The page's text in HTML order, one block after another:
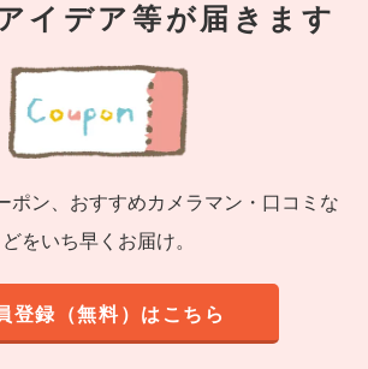
イデア等が届きます
ポン、おすすめカメラマン・口コミな
どをいち早くお届け。
登録（無料）はこちら